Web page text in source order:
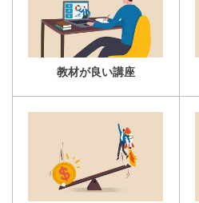
教材が良い講座